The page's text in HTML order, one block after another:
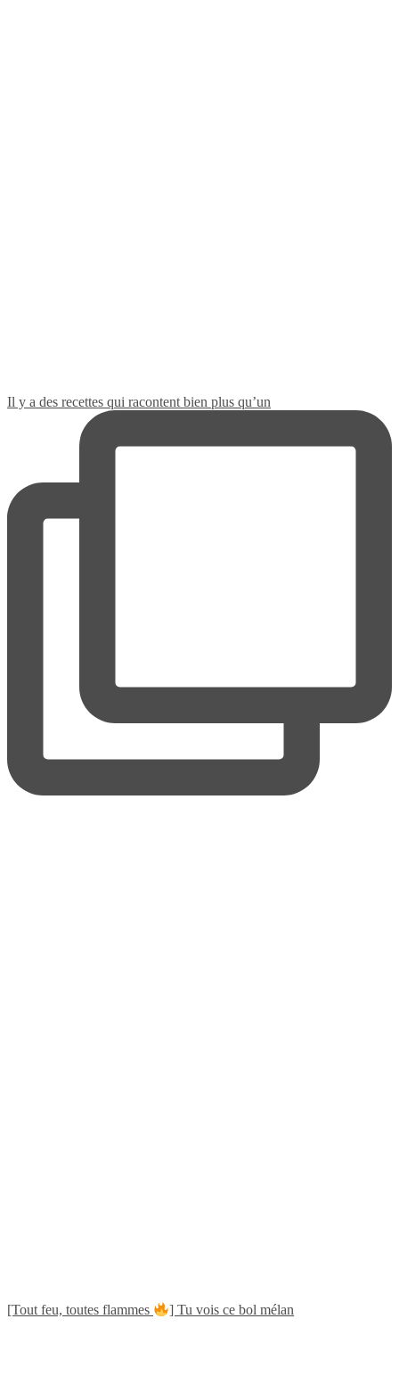
Il y a des recettes qui racontent bien plus qu’un
[Tout feu, toutes flammes ] Tu vois ce bol mélan